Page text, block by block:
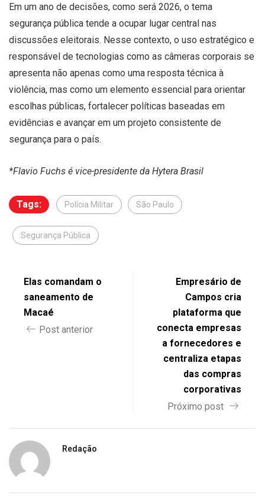
Em um ano de decisões, como será 2026, o tema
segurança pública tende a ocupar lugar central nas
discussões eleitorais. Nesse contexto, o uso estratégico e
responsável de tecnologias como as câmeras corporais se
apresenta não apenas como uma resposta técnica à
violência, mas como um elemento essencial para orientar
escolhas públicas, fortalecer políticas baseadas em
evidências e avançar em um projeto consistente de
segurança para o país.
*Flavio Fuchs é vice-presidente da Hytera Brasil
Tags: Polícia Militar São Paulo
Segurança Pública
Elas comandam o
saneamento de
Macaé
Post anterior
Empresário de
Campos cria
plataforma que
conecta empresas
a fornecedores e
centraliza etapas
das compras
corporativas
Próximo post
Redação